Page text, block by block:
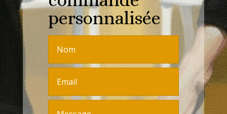
personnalisée